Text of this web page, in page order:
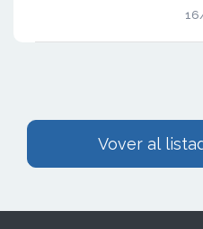
Vover al